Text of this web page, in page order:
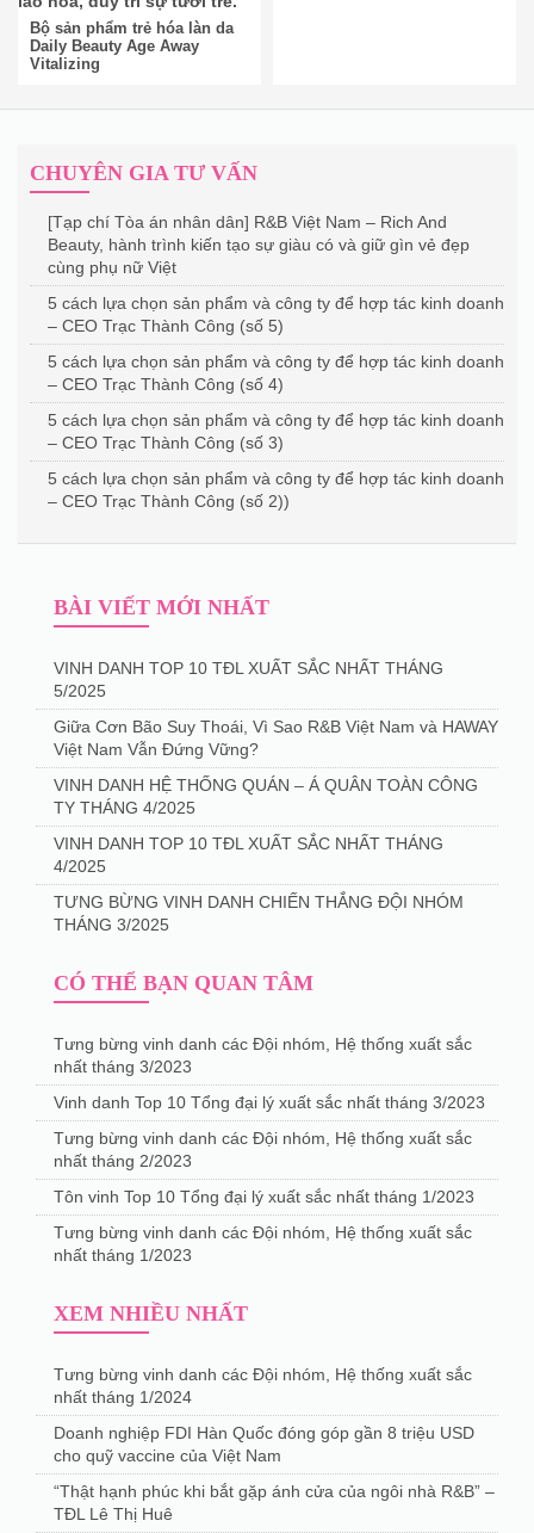
Bộ sản phẩm trẻ hóa làn da
Daily Beauty Age Away
Vitalizing
CHUYÊN GIA TƯ VẤN
[Tạp chí Tòa án nhân dân] R&B Việt Nam – Rich And
Beauty, hành trình kiến tạo sự giàu có và giữ gìn vẻ đẹp
cùng phụ nữ Việt
5 cách lựa chọn sản phẩm và công ty để hợp tác kinh doanh
– CEO Trạc Thành Công (số 5)
5 cách lựa chọn sản phẩm và công ty để hợp tác kinh doanh
– CEO Trạc Thành Công (số 4)
5 cách lựa chọn sản phẩm và công ty để hợp tác kinh doanh
– CEO Trạc Thành Công (số 3)
5 cách lựa chọn sản phẩm và công ty để hợp tác kinh doanh
– CEO Trạc Thành Công (số 2))
BÀI VIẾT MỚI NHẤT
VINH DANH TOP 10 TĐL XUẤT SẮC NHẤT THÁNG
5/2025
Giữa Cơn Bão Suy Thoái, Vì Sao R&B Việt Nam và HAWAY
Việt Nam Vẫn Đứng Vững?
VINH DANH HỆ THỐNG QUÁN – Á QUÂN TOÀN CÔNG
TY THÁNG 4/2025
️VINH DANH TOP 10 TĐL XUẤT SẮC NHẤT THÁNG
4/2025
TƯNG BỪNG VINH DANH CHIẾN THẮNG ĐỘI NHÓM
THÁNG 3/2025
CÓ THỂ BẠN QUAN TÂM
Tưng bừng vinh danh các Đội nhóm, Hệ thống xuất sắc
nhất tháng 3/2023
Vinh danh Top 10 Tổng đại lý xuất sắc nhất tháng 3/2023
Tưng bừng vinh danh các Đội nhóm, Hệ thống xuất sắc
nhất tháng 2/2023
Tôn vinh Top 10 Tổng đại lý xuất sắc nhất tháng 1/2023
Tưng bừng vinh danh các Đội nhóm, Hệ thống xuất sắc
nhất tháng 1/2023
XEM NHIỀU NHẤT
Tưng bừng vinh danh các Đội nhóm, Hệ thống xuất sắc
nhất tháng 1/2024
Doanh nghiệp FDI Hàn Quốc đóng góp gần 8 triệu USD
cho quỹ vaccine của Việt Nam
“Thật hạnh phúc khi bắt gặp ánh cửa của ngôi nhà R&B” –
TĐL Lê Thị Huê